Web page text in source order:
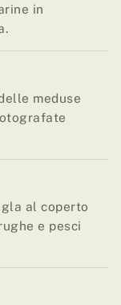
in
meduse
al coperto
e pesci